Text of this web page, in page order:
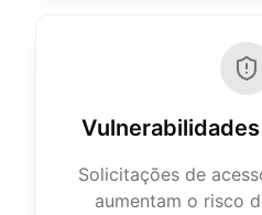
Solicitações de
aumentam o risco